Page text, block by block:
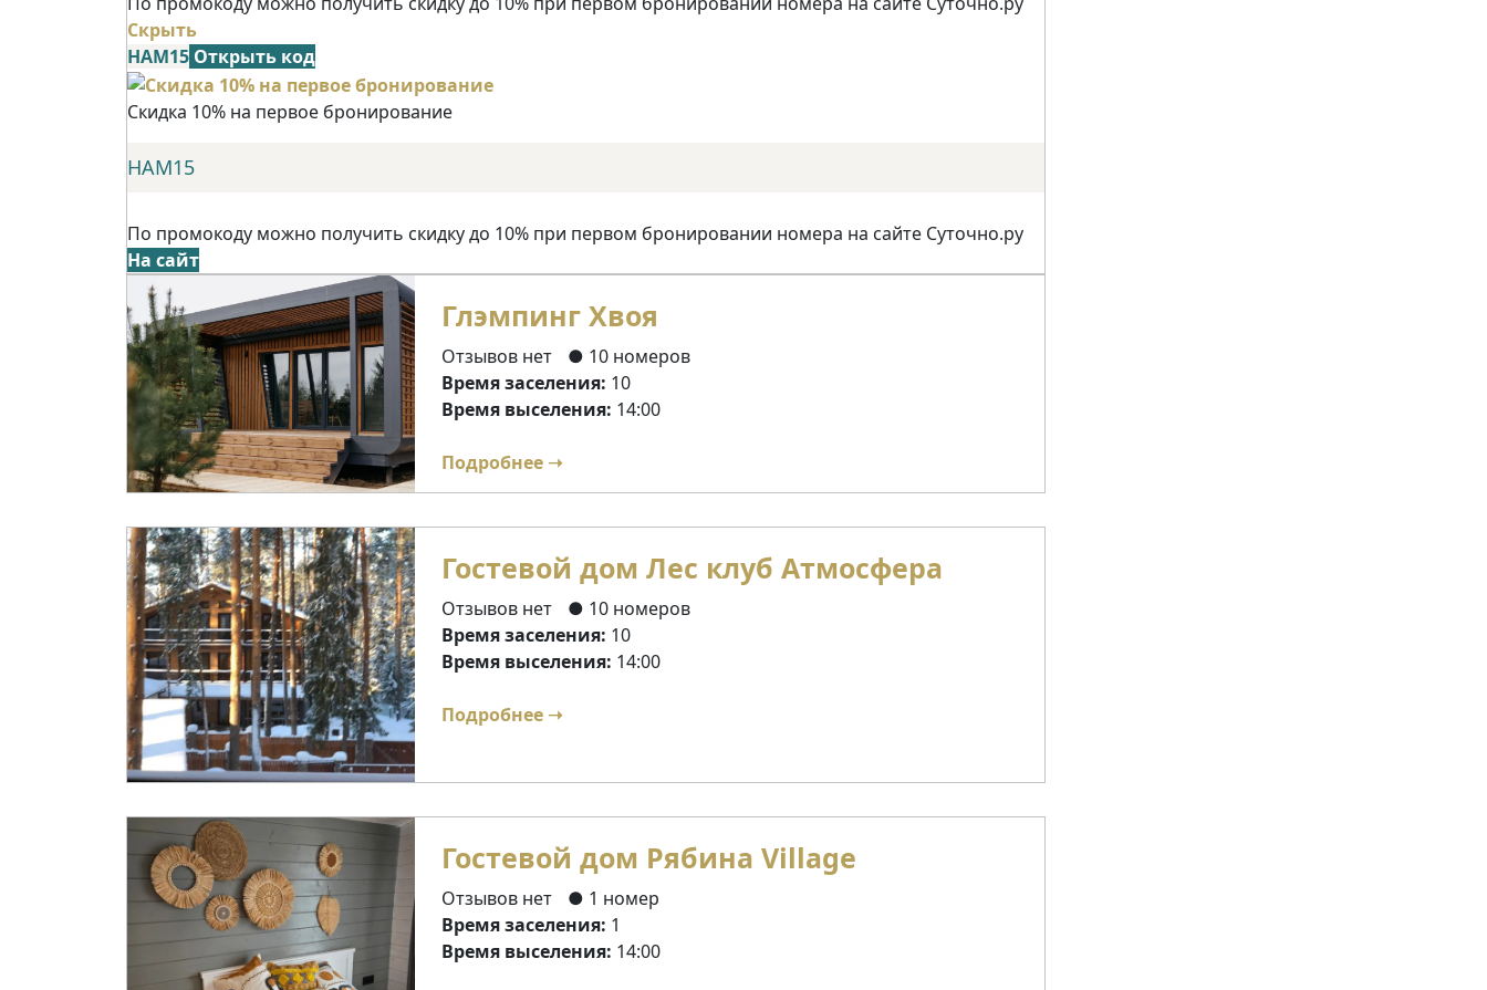
Скрыть
НАМ15 Открыть код
Скидка 10% на первое бронирование
НАМ15
По промокоду можно получить скидку до 10% при первом бронировании номера на сайте Суточно.ру
На сайт
Глэмпинг Хвоя
Отзывов нет
● 10 номеров
Время заселения: 10
Время выселения: 14:00
Подробнее ➝
Гостевой дом Лес клуб Атмосфера
Отзывов нет
● 10 номеров
Время заселения: 10
Время выселения: 14:00
Подробнее ➝
Гостевой дом Рябина Village
Отзывов нет
● 1 номер
Время заселения: 1
Время выселения: 14:00